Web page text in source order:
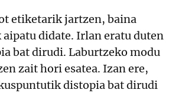
etiketarik jartzen, baina
didate. Irlan eratu duten
bat dirudi. Laburtzeko modu
zait hori esatea. Izan ere,
distopia bat dirudi